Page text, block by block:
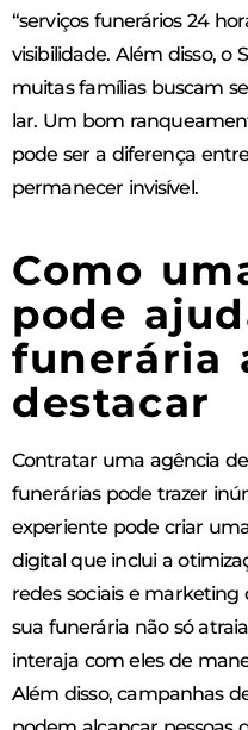
“serviços funerários 24
visibilidade. Além disso, o
muitas famílias buscam
lar. Um bom
pode ser a diferença
permanecer invisível.
Como
pode
funerária
destacar
Contratar uma agência
funerárias pode trazer
experiente pode criar
digital que inclui a
redes sociais e
sua funerária não só
interaja com eles de
Além disso, campanhas